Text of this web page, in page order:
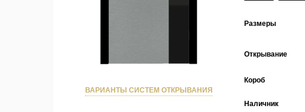
ВАРИАНТЫ СИСТЕМ ОТКРЫВАНИЯ
Размеры
Открывание
Короб
Наличник